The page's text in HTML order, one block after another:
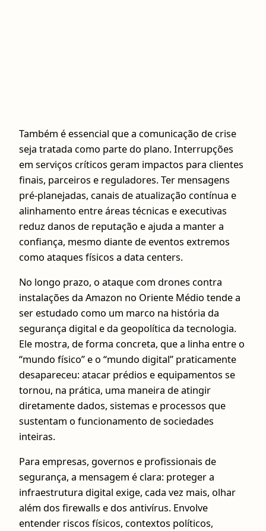
Também é essencial que a comunicação de crise
seja tratada como parte do plano. Interrupções
em serviços críticos geram impactos para clientes
finais, parceiros e reguladores. Ter mensagens
pré-planejadas, canais de atualização contínua e
alinhamento entre áreas técnicas e executivas
reduz danos de reputação e ajuda a manter a
confiança, mesmo diante de eventos extremos
como ataques físicos a data centers.
No longo prazo, o ataque com drones contra
instalações da Amazon no Oriente Médio tende a
ser estudado como um marco na história da
segurança digital e da geopolítica da tecnologia.
Ele mostra, de forma concreta, que a linha entre o
“mundo físico” e o “mundo digital” praticamente
desapareceu: atacar prédios e equipamentos se
tornou, na prática, uma maneira de atingir
diretamente dados, sistemas e processos que
sustentam o funcionamento de sociedades
inteiras.
Para empresas, governos e profissionais de
segurança, a mensagem é clara: proteger a
infraestrutura digital exige, cada vez mais, olhar
além dos firewalls e dos antivírus. Envolve
entender riscos físicos, contextos políticos,